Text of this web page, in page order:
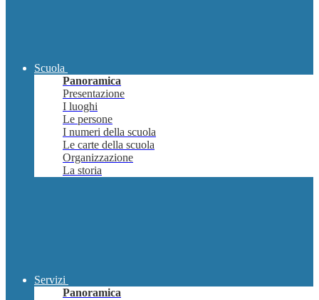
Scuola
Panoramica
Presentazione
I luoghi
Le persone
I numeri della scuola
Le carte della scuola
Organizzazione
La storia
Servizi
Panoramica